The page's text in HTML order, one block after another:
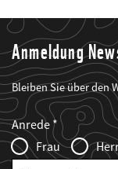
Anmeldung
Bleiben Sie über den
Web2Case
Infofelder
Fieldset
anrede_name
Anrede
Frau